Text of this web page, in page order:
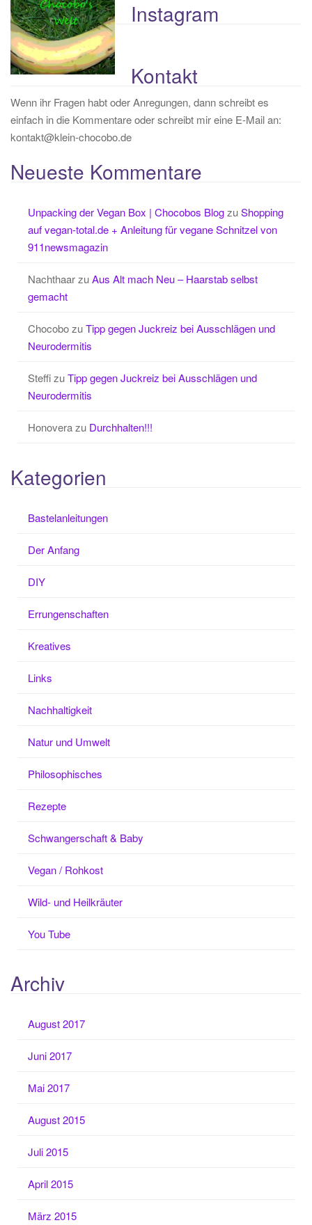
Instagram
Kontakt
Wenn ihr Fragen habt oder Anregungen, dann schreibt es
einfach in die Kommentare oder schreibt mir eine E-Mail an:
kontakt@klein-chocobo.de
Neueste Kommentare
Unpacking der Vegan Box | Chocobos BlogzuShopping
auf vegan-total.de + Anleitung für vegane Schnitzel von
911newsmagazin
NachthaarzuAus Alt mach Neu – Haarstab selbst
gemacht
ChocobozuTipp gegen Juckreiz bei Ausschlägen und
Neurodermitis
SteffizuTipp gegen Juckreiz bei Ausschlägen und
Neurodermitis
Honoverazu Durchhalten!!!
Kategorien
Bastelanleitungen
Der Anfang
DIY
Errungenschaften
Kreatives
Links
Nachhaltigkeit
Natur und Umwelt
Philosophisches
Rezepte
Schwangerschaft & Baby
Vegan / Rohkost
Wild- und Heilkräuter
You Tube
Archiv
August 2017
Juni 2017
Mai 2017
August 2015
Juli 2015
April 2015
März 2015